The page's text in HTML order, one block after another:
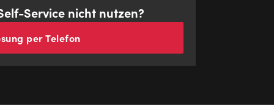
Service nicht nutzen?
per Telefon